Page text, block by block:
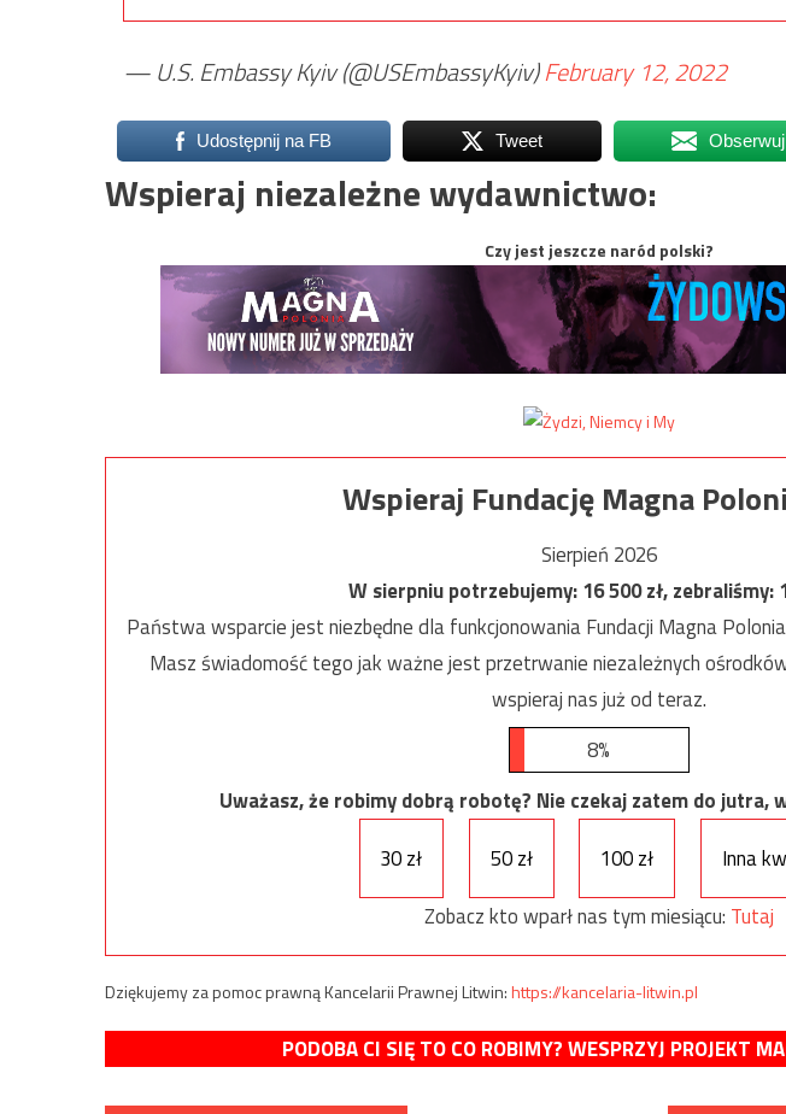
— U.S. Embassy Kyiv (@USEmbassyKyiv)February 12, 2022
Udostępnij na FB Tweet
Wspieraj niezależne wydawnictwo:
Czy jest jeszcze naród polski?
Wspieraj Fundację Magna
Sierpień 2026
W sierpniu potrzebujemy:16 500zł, zebraliśmy:
Państwa wsparcie jest niezbędne dla funkcjonowania Fundacji Magna
Masz świadomość tego jak ważne jest przetrwanie niezależnych
wspieraj nas już od teraz.
8%
Uważasz, że robimy dobrą robotę? Nie czekaj zatem do jutra,
30 zł
50 zł 100 zł
Inna
Zobacz kto wparł nas tym miesiącu: Tutaj
Dziękujemy za pomoc prawną Kancelarii Prawnej Litwin:https://kancelaria-litwin.pl
PODOBA CI SIĘ TO CO ROBIMY? WESPRZYJ PROJEKT